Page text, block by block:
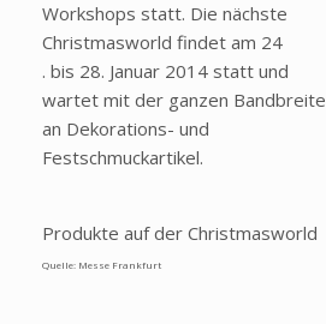
Workshops statt. Die nächste
Christmasworld findet am 24
. bis 28. Januar 2014 statt und
wartet mit der ganzen Bandbreite
an Dekorations- und
Festschmuckartikel.
Produkte auf der Christmasworld
Quelle: Messe Frankfurt